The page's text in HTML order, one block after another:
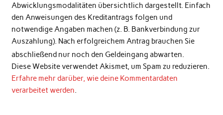
Abwicklungsmodalitäten übersichtlich dargestellt. Einfach
den Anweisungen des Kreditantrags folgen und
notwendige Angaben machen (z. B. Bankverbindung zur
Auszahlung). Nach erfolgreichem Antrag brauchen Sie
abschließend nur noch den Geldeingang abwarten.
Diese Website verwendet Akismet, um Spam zu reduzieren.
Erfahre mehr darüber, wie deine Kommentardaten
verarbeitet werden.